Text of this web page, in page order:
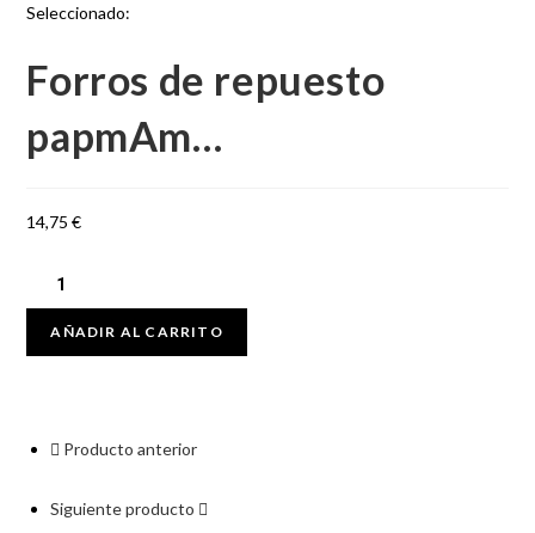
Seleccionado:
Forros de repuesto
papmAm…
14,75€
AÑADIR AL CARRITO
Producto anterior
Siguiente producto